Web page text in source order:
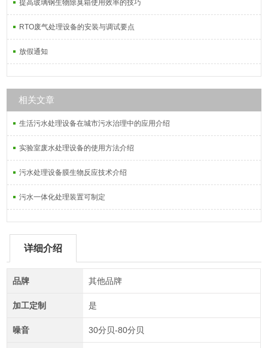
提高玻璃钢生物除臭箱使用效率的技巧
RTO废气处理设备的安装与调试要点
放假通知
相关文章
生活污水处理设备在城市污水治理中的应用介绍
实验室废水处理设备的使用方法介绍
污水处理设备膜生物反应技术介绍
污水一体化处理装置可制定
详细介绍
品牌 其他品牌
加工定制 是
噪音 30分贝-80分贝